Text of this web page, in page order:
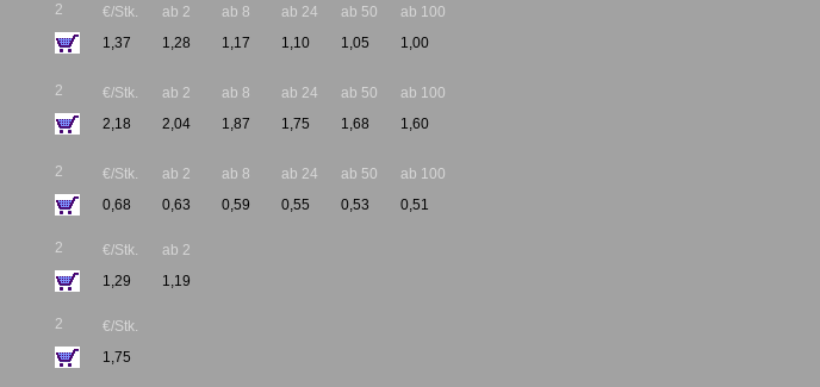
2
€/Stk.
1,37
ab 2
1,28
ab 8
1,17
ab 24
1,10
ab 50
1,05
ab 100
1,00
2
€/Stk.
2,18
ab 2
2,04
ab 8
1,87
ab 24
1,75
ab 50
1,68
ab 100
1,60
2
€/Stk.
0,68
ab 2
0,63
ab 8
0,59
ab 24
0,55
ab 50
0,53
ab 100
0,51
2
€/Stk.
1,29
ab 2
1,19
2
€/Stk.
1,75